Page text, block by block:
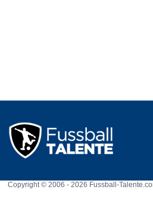
Copyright © 2006 - 2026 Fussball-